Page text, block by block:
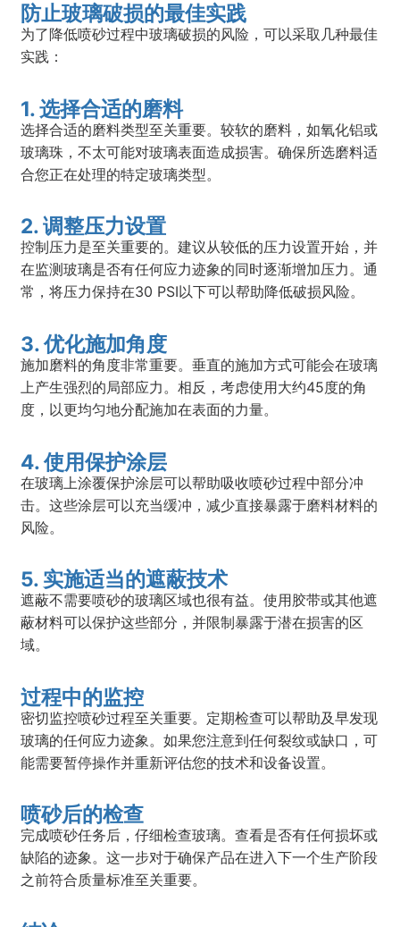
防止玻璃破损的最佳实践
为了降低喷砂过程中玻璃破损的风险，可以采取几种最佳
实践：
1. 选择合适的磨料
选择合适的磨料类型至关重要。较软的磨料，如氧化铝或
玻璃珠，不太可能对玻璃表面造成损害。确保所选磨料适
合您正在处理的特定玻璃类型。
2. 调整压力设置
控制压力是至关重要的。建议从较低的压力设置开始，并
在监测玻璃是否有任何应力迹象的同时逐渐增加压力。通
常，将压力保持在30 PSI以下可以帮助降低破损风险。
3. 优化施加角度
施加磨料的角度非常重要。垂直的施加方式可能会在玻璃
上产生强烈的局部应力。相反，考虑使用大约45度的角
度，以更均匀地分配施加在表面的力量。
4. 使用保护涂层
在玻璃上涂覆保护涂层可以帮助吸收喷砂过程中部分冲
击。这些涂层可以充当缓冲，减少直接暴露于磨料材料的
风险。
5. 实施适当的遮蔽技术
遮蔽不需要喷砂的玻璃区域也很有益。使用胶带或其他遮
蔽材料可以保护这些部分，并限制暴露于潜在损害的区
域。
过程中的监控
密切监控喷砂过程至关重要。定期检查可以帮助及早发现
玻璃的任何应力迹象。如果您注意到任何裂纹或缺口，可
能需要暂停操作并重新评估您的技术和设备设置。
喷砂后的检查
完成喷砂任务后，仔细检查玻璃。查看是否有任何损坏或
缺陷的迹象。这一步对于确保产品在进入下一个生产阶段
之前符合质量标准至关重要。